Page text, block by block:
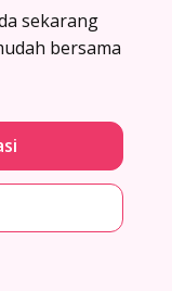
sekarang
bersama